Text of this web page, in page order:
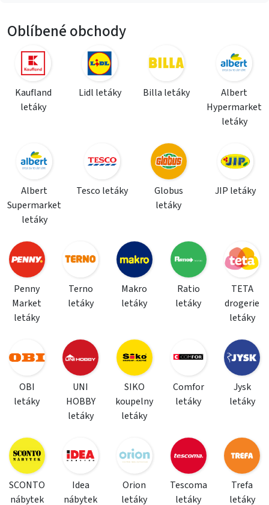
Oblíbené obchody
Kaufland
letáky
Lidl letáky Billa letáky
Albert
Hypermarket
letáky
Albert
Supermarket
letáky
Tesco letáky
Globus
letáky
JIP letáky
Penny
Market
letáky
Terno
letáky
Makro
letáky
Ratio
letáky
TETA
drogerie
letáky
OBI
letáky
UNI
HOBBY
letáky
SIKO
koupelny
letáky
Comfor
letáky
Jysk
letáky
SCONTO
nábytek
Idea
nábytek
Orion
letáky
Tescoma
letáky
Trefa
letáky